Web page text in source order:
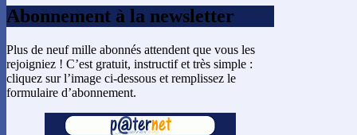
Abonnement à la newsletter
Plus de neuf mille abonnés attendent que vous les
rejoigniez ! C’est gratuit, instructif et très simple :
cliquez sur l’image ci-dessous et remplissez le
formulaire d’abonnement.